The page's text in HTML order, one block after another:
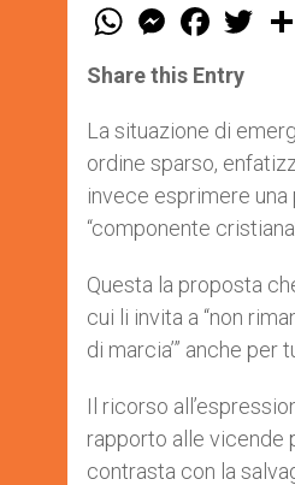
W
t
s
p
p
M
e
s
e
g
e
r
F
a
e
b
o
k
w
r
Share this Entry
La situazione di
ordine sparso,
invece esprimere
“componente
Questa la proposta
cui li invita a “non
di marcia’” anche
Il ricorso
rapporto alle vicende
contrasta con la